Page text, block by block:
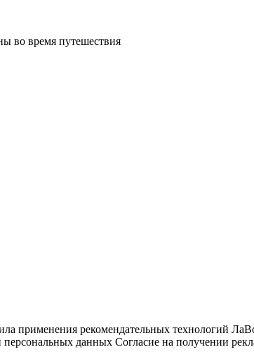
во время путешествия
применения рекомендательных технологий
персональных данных Согласие на получении